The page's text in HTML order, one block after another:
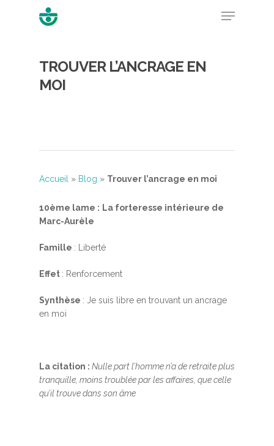
Hit enter to search or ESC to close
TROUVER L’ANCRAGE EN
MOI
Accueil » Blog » Trouver l’ancrage en moi
10ème lame : La forteresse intérieure de
Marc-Aurèle
Famille : Liberté
Effet : Renforcement
Synthèse : Je suis libre en trouvant un ancrage
en moi
La citation : Nulle part l’homme n’a de retraite plus
tranquille, moins troublée par les affaires, que celle
qu’il trouve dans son âme